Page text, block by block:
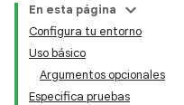
En esta página
Configura tu entorno
Uso básico
Argumentos opcionales
Especifica pruebas